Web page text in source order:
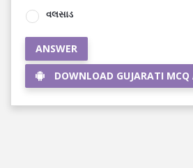
વલસાડ
ANSWER
DOWNLOAD GUJARATI MCQ